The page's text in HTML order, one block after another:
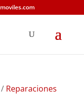
Reparaciones